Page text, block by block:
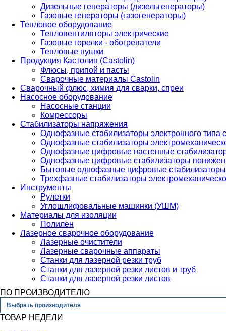
Дизельные генераторы (дизельгенераторы)
Газовые генераторы (газогенераторы)
Тепловое оборудование
Тепловентиляторы электрические
Газовые горелки - обогреватели
Тепловые пушки
Продукция Кастолин (Castolin)
Флюсы, припой и пасты
Сварочные материалы Castolin
Сварочный флюс, химия для сварки, спреи
Насосное оборудование
Насосные станции
Комрессоры
Стабилизаторы напряжения
Однофазные стабилизаторы электронного
Однофазные стабилизаторы
Однофазные цифровые настенные
Однофазные цифровые стабилизаторы
Бытовые однофазные цифровые стабилизаторы
Трехфазные стабилизаторы
Инструменты
Рулетки
Углошлифовальные машинки (УШМ)
Материалы для изоляции
Полилен
Лазерное сварочное оборудование
Лазерные очистители
Лазерные сварочные аппараты
Станки для лазерной резки труб
Станки для лазерной резки листов и труб
Станки для лазерной резки листов
ПО ПРОИЗВОДИТЕЛЮ
Выбрать производителя
ТОВАР НЕДЕЛИ